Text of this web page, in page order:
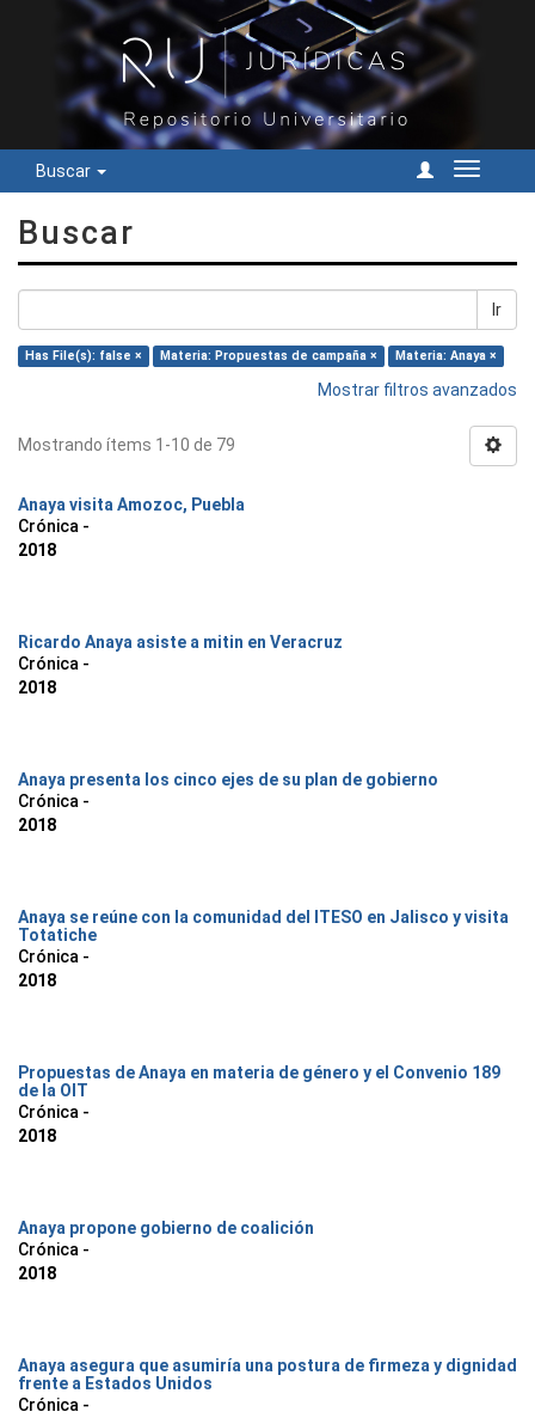
Buscar
Cambiar
Buscar
Ir
Has File(s): false × Materia: Propuestas de campaña × Materia: Anaya ×
Mostrar filtros avanzados
Mostrando ítems 1-10 de 79
Anaya visita Amozoc, Puebla
Crónica -
2018
Ricardo Anaya asiste a mitin en Veracruz
Crónica -
2018
Anaya presenta los cinco ejes de su plan de gobierno
Crónica -
2018
Anaya se reúne con la comunidad del ITESO en Jalisco y visita
Totatiche
Crónica -
2018
Propuestas de Anaya en materia de género y el Convenio 189
de la OIT
Crónica -
2018
Anaya propone gobierno de coalición
Crónica -
2018
Anaya asegura que asumiría una postura de firmeza y dignidad
frente a Estados Unidos
Crónica -